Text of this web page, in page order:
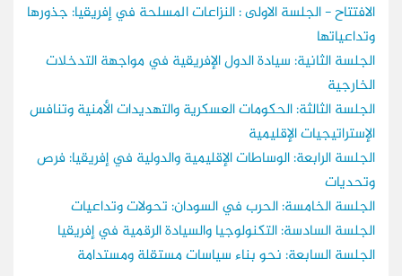
الافتتاح - الجلسة الاولى : النزاعات المسلحة في إفريقيا: جذورها
وتداعياتها
الجلسة الثانية: سيادة الدول الإفريقية في مواجهة التدخلات
الخارجية
الجلسة الثالثة: الحكومات العسكرية والتهديدات الأمنية وتنافس
الإستراتيجيات الإقليمية
الجلسة الرابعة: الوساطات الإقليمية والدولية في إفريقيا: فرص
وتحديات
الجلسة الخامسة: الحرب في السودان: تحولات وتداعيات
الجلسة السادسة: التكنولوجيا والسيادة الرقمية في إفريقيا
الجلسة السابعة: نحو بناء سياسات مستقلة ومستدامة